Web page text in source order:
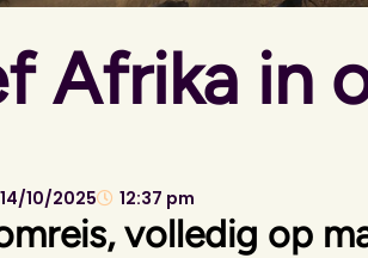
Afrika in
14/10/2025 12:37 pm
volledig op